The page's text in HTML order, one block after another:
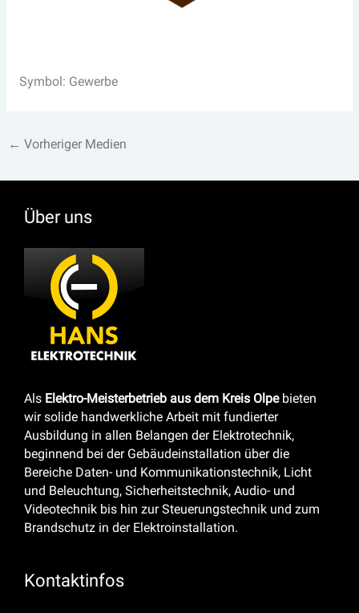
Symbol: Gewerbe
← Vorheriger Medien
Über uns
Als Elektro-Meisterbetrieb aus dem Kreis Olpebieten
wir solide handwerkliche Arbeit mit fundierter
Ausbildung in allen Belangen der Elektrotechnik,
beginnend bei der Gebäudeinstallation über die
Bereiche Daten- und Kommunikationstechnik, Licht
und Beleuchtung, Sicherheitstechnik, Audio- und
Videotechnik bis hin zur Steuerungstechnik und zum
Brandschutz in der Elektroinstallation.
Kontaktinfos